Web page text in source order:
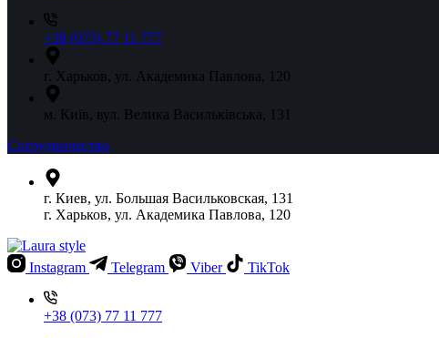
+38 (073) 77 11 777
г. Харьков, ул. Академика Павлова, 120
м. Київ, вул. Велика Васильківська, 131
Сотрудничество
г. Киев, ул. Большая Васильковская, 131
г. Харьков, ул. Академика Павлова, 120
Instagram Telegram Viber TikTok
+38 (073) 77 11 777